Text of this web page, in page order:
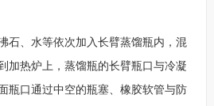
石、水等依次加入长臂蒸馏瓶内，混
加热炉上，蒸馏瓶的长臂瓶口与冷凝
瓶口通过中空的瓶塞、橡胶软管与防